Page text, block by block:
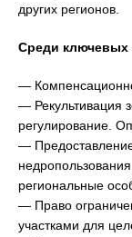
других регионов.
Среди ключевых
—
— Рекультивация
регулирование.
—
региональные
— Право
участками для